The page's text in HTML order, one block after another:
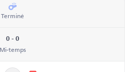
Terminé
0 - 0
Mi-temps